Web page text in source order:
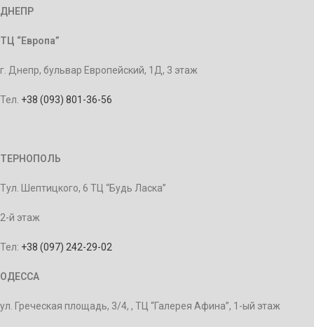
ДНЕПР
ТЦ “Европа”
г. Днепр, бульвар Европейский, 1Д, 3 этаж
Тел. +38 (093) 801-36-56
ТЕРНОПОЛЬ
Тул. Шептицкого, 6 ТЦ “Будь Ласка”
2-й этаж
Тел: +38 (097) 242-29-02
ОДЕССА
ул. Греческая площадь, 3/4, , ТЦ “Галерея Афина”, 1-ый этаж